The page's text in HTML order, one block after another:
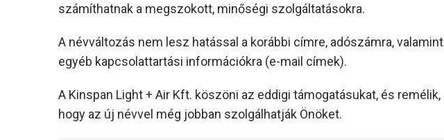
számíthatnak a megszokott, minőségi szolgáltatásokra.
A névváltozás nem lesz hatással a korábbi címre, adószámra, valamint
egyéb kapcsolattartási információkra (e-mail címek).
A Kinspan Light + Air Kft. köszöni az eddigi támogatásukat, és remélik,
hogy az új névvel még jobban szolgálhatják Önöket.